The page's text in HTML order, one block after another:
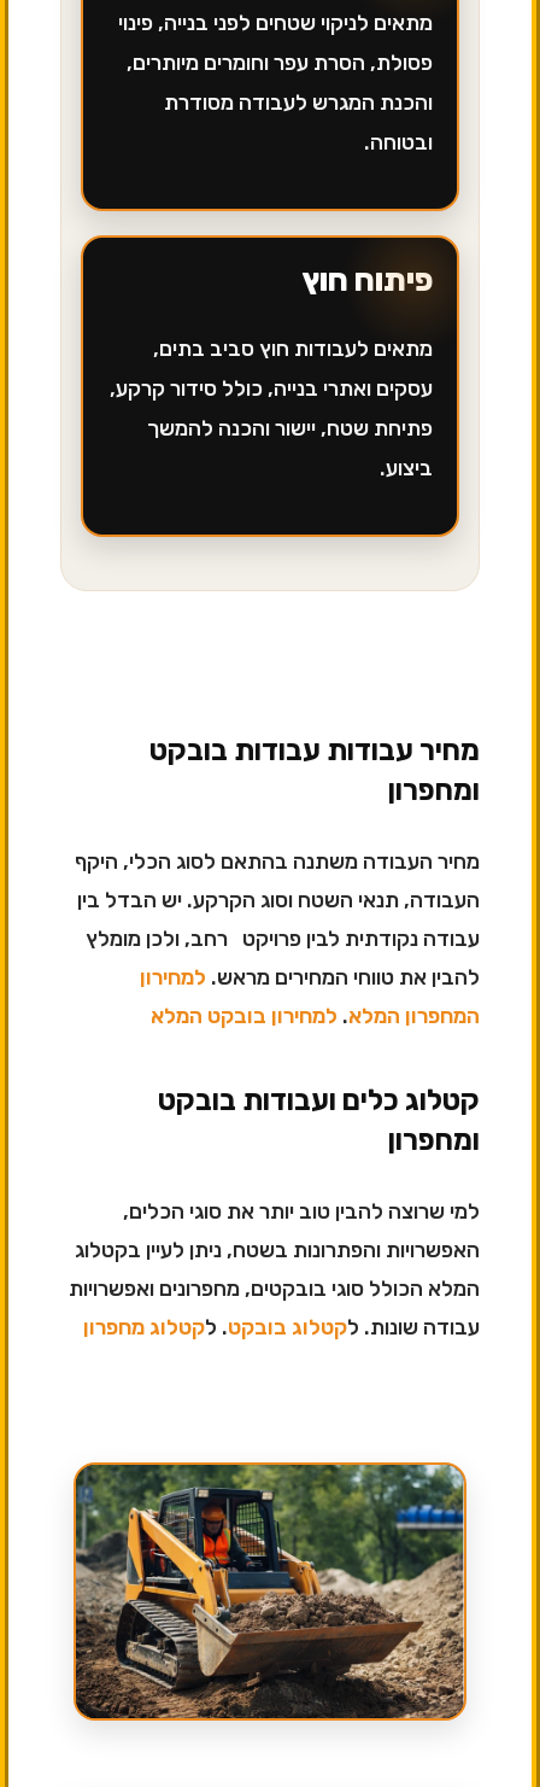
מתאים לניקוי שטחים לפני בנייה, פינוי
פסולת, הסרת עפר וחומרים מיותרים,
והכנת המגרש לעבודה מסודרת
ובטוחה.
פיתוח חוץ
מתאים לעבודות חוץ סביב בתים,
עסקים ואתרי בנייה, כולל סידור קרקע,
פתיחת שטח, יישור והכנה להמשך
ביצוע.
מחיר עבודות עבודות בובקט
ומחפרון
מחיר העבודה משתנה בהתאם לסוג הכלי, היקף
העבודה, תנאי השטח וסוג הקרקע. יש הבדל בין
עבודה נקודתית לבין פרויקט רחב, ולכן מומלץ
להבין את טווחי המחירים מראש. למחירון
המחפרון המלא. למחירון בובקט המלא
קטלוג כלים ועבודות בובקט
ומחפרון
למי שרוצה להבין טוב יותר את סוגי הכלים,
האפשרויות והפתרונות בשטח, ניתן לעיין בקטלוג
המלא הכולל סוגי בובקטים, מחפרונים ואפשרויות
עבודה שונות. לקטלוג בובקט. לקטלוג מחפרון